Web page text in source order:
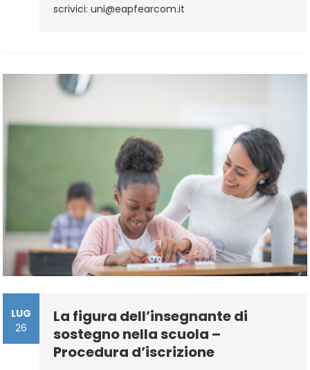
scrivici: uni@eapfearcom.it
LUG
26
La figura dell’insegnante di
sostegno nella scuola –
Procedura d’iscrizione